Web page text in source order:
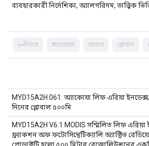
ব্যবহারকারী নির্দেশিকা, অ্যালগরিদম, তাত্ত্বিক
৮-দিনের অ্যাকোয়া ফায়ার গ্লোবাল
MYD15A2H.061: অ্যাকোয়া লিফ এরিয়া
দিনের গ্লোবাল ৫০০মি
MYD15A2H V6.1 MODIS সম্মিলিত লিফ এরিয়া
ফ্র্যাকশন অফ ফটোসিন্থেটিক্যালি অ্যাক্টিভ